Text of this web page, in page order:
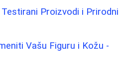
Proizvodi i Prirodni
Vašu Figuru i Kožu -